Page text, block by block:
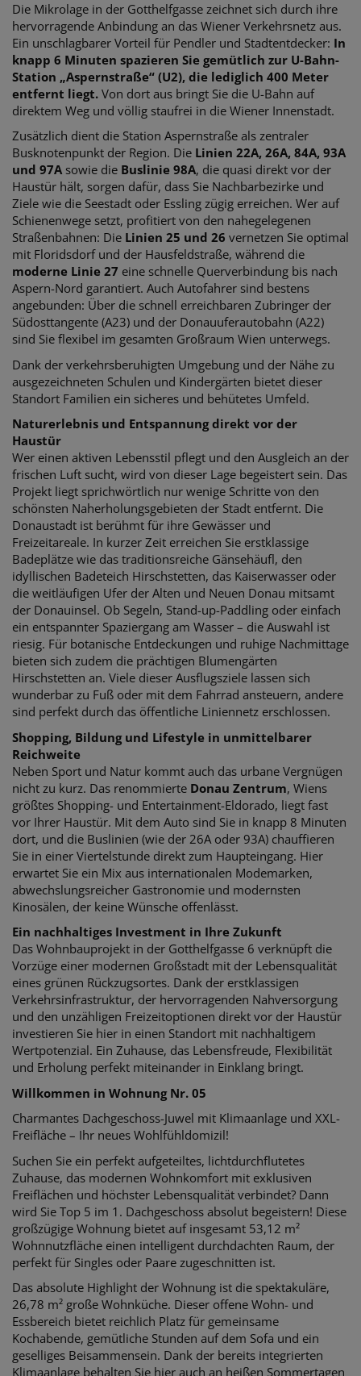
Die Mikrolage in der Gotthelfgasse zeichnet sich durch ihre
hervorragende Anbindung an das Wiener Verkehrsnetz aus.
Ein unschlagbarer Vorteil für Pendler und Stadtentdecker: In
knapp 6 Minuten spazieren Sie gemütlich zur U-Bahn-
Station „Aspernstraße“ (U2), die lediglich 400 Meter
entfernt liegt. Von dort aus bringt Sie die U-Bahn auf
direktem Weg und völlig staufrei in die Wiener Innenstadt.
Zusätzlich dient die Station Aspernstraße als zentraler
Busknotenpunkt der Region. Die Linien 22A, 26A, 84A, 93A
und 97A sowie die Buslinie 98A, die quasi direkt vor der
Haustür hält, sorgen dafür, dass Sie Nachbarbezirke und
Ziele wie die Seestadt oder Essling zügig erreichen. Wer auf
Schienenwege setzt, profitiert von den nahegelegenen
Straßenbahnen: Die Linien 25 und 26 vernetzen Sie optimal
mit Floridsdorf und der Hausfeldstraße, während die
moderne Linie 27 eine schnelle Querverbindung bis nach
Aspern-Nord garantiert. Auch Autofahrer sind bestens
angebunden: Über die schnell erreichbaren Zubringer der
Südosttangente (A23) und der Donauuferautobahn (A22)
sind Sie flexibel im gesamten Großraum Wien unterwegs.
Dank der verkehrsberuhigten Umgebung und der Nähe zu
ausgezeichneten Schulen und Kindergärten bietet dieser
Standort Familien ein sicheres und behütetes Umfeld.
Naturerlebnis und Entspannung direkt vor der
Haustür
Wer einen aktiven Lebensstil pflegt und den Ausgleich an der
frischen Luft sucht, wird von dieser Lage begeistert sein. Das
Projekt liegt sprichwörtlich nur wenige Schritte von den
schönsten Naherholungsgebieten der Stadt entfernt. Die
Donaustadt ist berühmt für ihre Gewässer und
Freizeitareale. In kurzer Zeit erreichen Sie erstklassige
Badeplätze wie das traditionsreiche Gänsehäufl, den
idyllischen Badeteich Hirschstetten, das Kaiserwasser oder
die weitläufigen Ufer der Alten und Neuen Donau mitsamt
der Donauinsel. Ob Segeln, Stand-up-Paddling oder einfach
ein entspannter Spaziergang am Wasser – die Auswahl ist
riesig. Für botanische Entdeckungen und ruhige Nachmittage
bieten sich zudem die prächtigen Blumengärten
Hirschstetten an. Viele dieser Ausflugsziele lassen sich
wunderbar zu Fuß oder mit dem Fahrrad ansteuern, andere
sind perfekt durch das öffentliche Liniennetz erschlossen.
Shopping, Bildung und Lifestyle in unmittelbarer
Reichweite
Neben Sport und Natur kommt auch das urbane Vergnügen
nicht zu kurz. Das renommierte Donau Zentrum, Wiens
größtes Shopping- und Entertainment-Eldorado, liegt fast
vor Ihrer Haustür. Mit dem Auto sind Sie in knapp 8 Minuten
dort, und die Buslinien (wie der 26A oder 93A) chauffieren
Sie in einer Viertelstunde direkt zum Haupteingang. Hier
erwartet Sie ein Mix aus internationalen Modemarken,
abwechslungsreicher Gastronomie und modernsten
Kinosälen, der keine Wünsche offenlässt.
Ein nachhaltiges Investment in Ihre Zukunft
Das Wohnbauprojekt in der Gotthelfgasse 6 verknüpft die
Vorzüge einer modernen Großstadt mit der Lebensqualität
eines grünen Rückzugsortes. Dank der erstklassigen
Verkehrsinfrastruktur, der hervorragenden Nahversorgung
und den unzähligen Freizeitoptionen direkt vor der Haustür
investieren Sie hier in einen Standort mit nachhaltigem
Wertpotenzial. Ein Zuhause, das Lebensfreude, Flexibilität
und Erholung perfekt miteinander in Einklang bringt.
Willkommen in Wohnung Nr. 05
Charmantes Dachgeschoss-Juwel mit Klimaanlage und XXL-
Freifläche – Ihr neues Wohlfühldomizil!
Suchen Sie ein perfekt aufgeteiltes, lichtdurchflutetes
Zuhause, das modernen Wohnkomfort mit exklusiven
Freiflächen und höchster Lebensqualität verbindet? Dann
wird Sie Top 5 im 1. Dachgeschoss absolut begeistern! Diese
großzügige Wohnung bietet auf insgesamt 53,12 m²
Wohnnutzfläche einen intelligent durchdachten Raum, der
perfekt für Singles oder Paare zugeschnitten ist.
Das absolute Highlight der Wohnung ist die spektakuläre,
26,78 m² große Wohnküche. Dieser offene Wohn- und
Essbereich bietet reichlich Platz für gemeinsame
Kochabende, gemütliche Stunden auf dem Sofa und ein
geselliges Beisammensein. Dank der bereits integrierten
Klimaanlage behalten Sie hier auch an heißen Sommertagen